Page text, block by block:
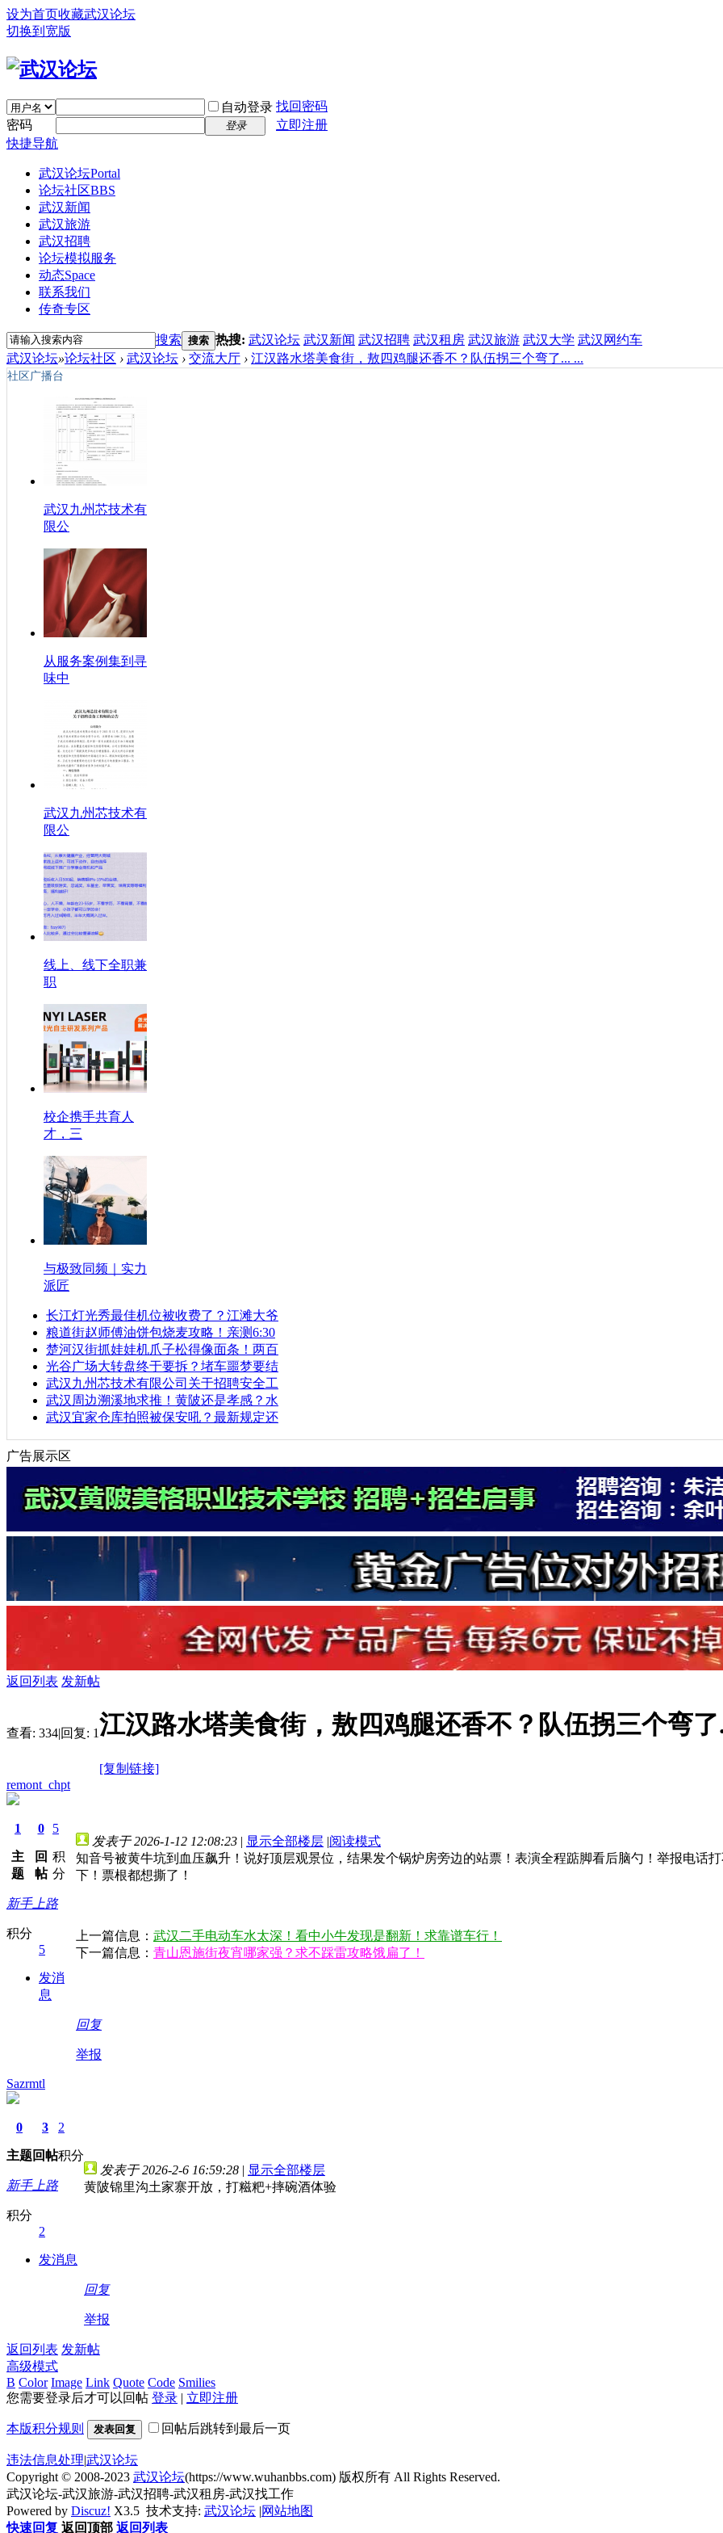
设为首页收藏武汉论坛
切换到宽版
自动登录 找回密码
密码
登录
立即注册
快捷导航
武汉论坛Portal
论坛社区BBS
武汉新闻
武汉旅游
武汉招聘
论坛模拟服务
动态Space
联系我们
传奇专区
搜索 搜索 热搜: 武汉论坛 武汉新闻 武汉招聘 武汉租房 武汉旅游 武汉大学 武汉网约车
武汉论坛»论坛社区 › 武汉论坛 › 交流大厅 › 江汉路水塔美食街，敖四鸡腿还香不？队伍拐三个弯了... ...
社区广播台
武汉九州芯技术有
限公
从服务案例集到寻
味中
武汉九州芯技术有
限公
线上、线下全职兼
职
校企携手共育人
才，三
与极致同频｜实力
派匠
长江灯光秀最佳机位被收费了？江滩大爷
粮道街赵师傅油饼包烧麦攻略！亲测6:30
楚河汉街抓娃娃机爪子松得像面条！两百
光谷广场大转盘终于要拆？堵车噩梦要结
武汉九州芯技术有限公司关于招聘安全工
武汉周边溯溪地求推！黄陂还是孝感？水
武汉宜家仓库拍照被保安吼？最新规定还
广告展示区
返回列表 发新帖
查看: 334|回复: 1江汉路水塔美食街，敖四鸡腿还香不？队伍拐三个弯了
[复制链接]
remont_chpt
1
主
题
0
回
帖
5
积
分
新手上路
积分
5
发消
息
发表于 2026-1-12 12:08:23 | 显示全部楼层 |阅读模式
知音号被黄牛坑到血压飙升！说好顶层观景位，结果发个锅炉房旁边的站票！表演全程踮脚看后脑勺！举报电话
下！票根都想撕了！
上一篇信息： 武汉二手电动车水太深！看中小牛发现是翻新！求靠谱车行！
下一篇信息： 青山恩施街夜宵哪家强？求不踩雷攻略饿扁了！
回复
举报
Sazrmtl
0
主题
3
回帖
2
积分
新手上路
积分
2
发消息
发表于 2026-2-6 16:59:28 | 显示全部楼层
黄陂锦里沟土家寨开放，打糍粑+摔碗酒体验
回复
举报
返回列表 发新帖
高级模式
B Color Image Link Quote Code Smilies
您需要登录后才可以回帖 登录 | 立即注册
本版积分规则 发表回复 回帖后跳转到最后一页
违法信息处理|武汉论坛
Copyright © 2008-2023 武汉论坛(https://www.wuhanbbs.com) 版权所有 All Rights Reserved.
武汉论坛-武汉旅游-武汉招聘-武汉租房-武汉找工作
Powered by Discuz! X3.5 技术支持: 武汉论坛 |网站地图
快速回复 返回顶部 返回列表